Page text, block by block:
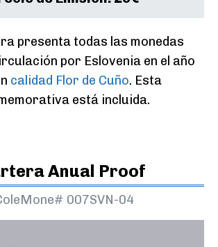
presenta todas las monedas
por Eslovenia en el año
calidad Flor de Cuño. Esta
está incluida.
Anual Proof
007SVN-04